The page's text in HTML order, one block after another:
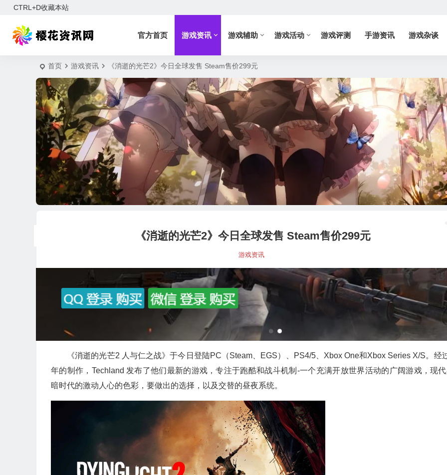
CTRL+D收藏本站
官方首页 游戏资讯 游戏辅助 游戏活动 游戏评测 手游资讯 游戏杂谈
首页 游戏资讯 《消逝的光芒2》今日全球发售 Steam售价299元
《消逝的光芒2》今日全球发售 Steam售价299元
游戏资讯
《消逝的光芒2 人与仁之战》于今日登陆PC（Steam、EGS）、PS4/5、Xbox One和Xbox Series X/S。经
年的制作，Techland 发布了他们最新的游戏，专注于跑酷和战斗机制-一个充满开放世界活动的广阔游戏，现
暗时代的激动人心的色彩，要做出的选择，以及交替的昼夜系统。